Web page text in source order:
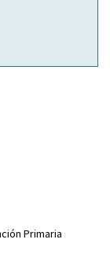
Primaria